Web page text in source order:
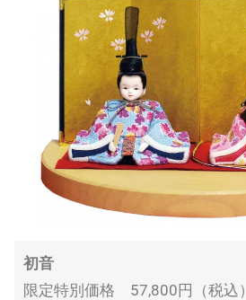
初音
限定特別価格 57,800円（税込）